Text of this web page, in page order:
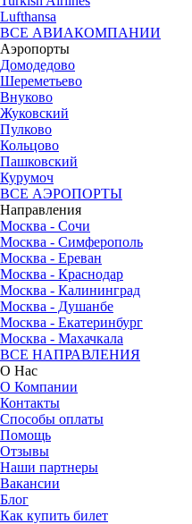
Lufthansa
ВСЕ АВИАКОМПАНИИ
Аэропорты
Домодедово
Шереметьево
Внуково
Жуковский
Пулково
Кольцово
Пашковский
Курумоч
ВСЕ АЭРОПОРТЫ
Направления
Москва - Сочи
Москва - Симферополь
Москва - Ереван
Москва - Краснодар
Москва - Калининград
Москва - Душанбе
Москва - Екатеринбург
Москва - Махачкала
ВСЕ НАПРАВЛЕНИЯ
О Нас
О Компании
Контакты
Способы оплаты
Помощь
Отзывы
Наши партнеры
Вакансии
Блог
Как купить билет